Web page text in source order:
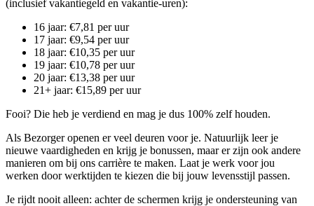
(inclusief vakantiegeld en vakantie-uren):
16 jaar: €7,81 per uur
17 jaar: €9,54 per uur
18 jaar: €10,35 per uur
19 jaar: €10,78 per uur
20 jaar: €13,38 per uur
21+ jaar: €15,89 per uur
Fooi? Die heb je verdiend en mag je dus 100% zelf houden.
Als Bezorger openen er veel deuren voor je. Natuurlijk leer je
nieuwe vaardigheden en krijg je bonussen, maar er zijn ook andere
manieren om bij ons carrière te maken. Laat je werk voor jou
werken door werktijden te kiezen die bij jouw levensstijl passen.
Je rijdt nooit alleen: achter de schermen krijg je ondersteuning van